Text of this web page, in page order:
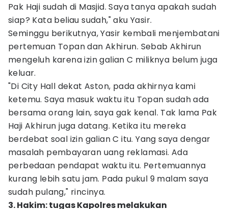
Pak Haji sudah di Masjid. Saya tanya apakah sudah
siap? Kata beliau sudah," aku Yasir.
Seminggu berikutnya, Yasir kembali menjembatani
pertemuan Topan dan Akhirun. Sebab Akhirun
mengeluh karena izin galian C miliknya belum juga
keluar.
"Di City Hall dekat Aston, pada akhirnya kami
ketemu. Saya masuk waktu itu Topan sudah ada
bersama orang lain, saya gak kenal. Tak lama Pak
Haji Akhirun juga datang. Ketika itu mereka
berdebat soal izin galian C itu. Yang saya dengar
masalah pembayaran uang reklamasi. Ada
perbedaan pendapat waktu itu. Pertemuannya
kurang lebih satu jam. Pada pukul 9 malam saya
sudah pulang," rincinya.
3. Hakim: tugas Kapolres melakukan